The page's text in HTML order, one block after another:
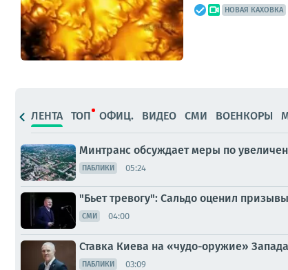
НОВАЯ КАХОВКА
ЛЕНТА ТОП ОФИЦ. ВИДЕО СМИ ВОЕНКОРЫ
Минтранс обсуждает меры по
ПАБЛИКИ 05:24
"Бьет тревогу": Сальдо оценил
СМИ 04:00
Ставка Киева на «чудо-оружие»
ПАБЛИКИ 03:09